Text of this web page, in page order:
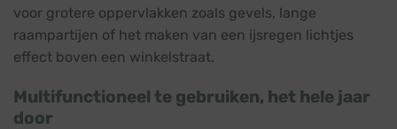
voor grotere oppervlakken zoals gevels, lange
raampartijen of het maken van een ijsregen lichtjes
effect boven een winkelstraat.
Multifunctioneel te gebruiken, het hele jaar
door